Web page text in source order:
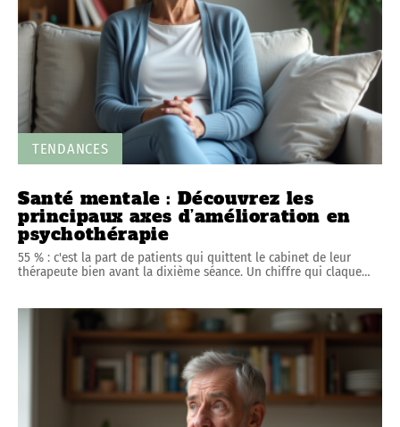
TENDANCES
Santé mentale : Découvrez les
principaux axes d’amélioration en
psychothérapie
55 % : c'est la part de patients qui quittent le cabinet de leur
thérapeute bien avant la dixième séance. Un chiffre qui claque…